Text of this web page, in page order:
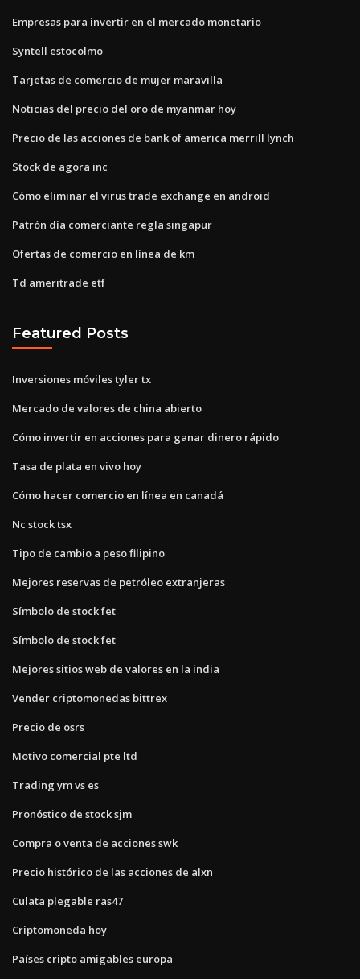
Empresas para invertir en el mercado monetario
Syntell estocolmo
Tarjetas de comercio de mujer maravilla
Noticias del precio del oro de myanmar hoy
Precio de las acciones de bank of america merrill lynch
Stock de agora inc
Cómo eliminar el virus trade exchange en android
Patrón día comerciante regla singapur
Ofertas de comercio en línea de km
Td ameritrade etf
Featured Posts
Inversiones móviles tyler tx
Mercado de valores de china abierto
Cómo invertir en acciones para ganar dinero rápido
Tasa de plata en vivo hoy
Cómo hacer comercio en línea en canadá
Nc stock tsx
Tipo de cambio a peso filipino
Mejores reservas de petróleo extranjeras
Símbolo de stock fet
Símbolo de stock fet
Mejores sitios web de valores en la india
Vender criptomonedas bittrex
Precio de osrs
Motivo comercial pte ltd
Trading ym vs es
Pronóstico de stock sjm
Compra o venta de acciones swk
Precio histórico de las acciones de alxn
Culata plegable ras47
Criptomoneda hoy
Países cripto amigables europa